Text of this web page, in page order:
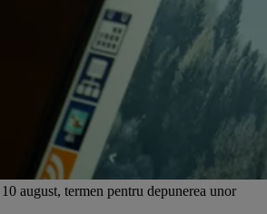
august, termen pentru depunerea unor